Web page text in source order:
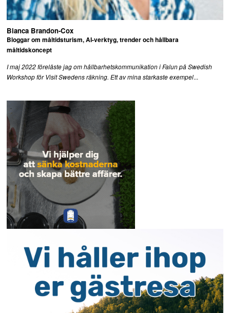
Bianca Brandon-Cox
Bloggar om måltidsturism, AI-verktyg, trender och hållbara
måltidskoncept
I maj 2022 föreläste jag om hållbarhetskommunikation i Falun på Swedish
Workshop för Visit Swedens räkning. Ett av mina starkaste exempel...